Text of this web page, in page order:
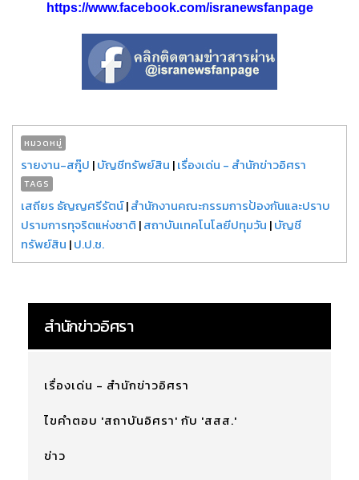
https://www.facebook.com/isranewsfanpage
หมวดหมู่
รายงาน-สกู๊ป |บัญชีทรัพย์สิน |เรื่องเด่น - สำนักข่าวอิศรา
TAGS
เสถียร ธัญญศรีรัตน์|สำนักงานคณะกรรมการป้องกันและปราบ
ปรามการทุจริตแห่งชาติ |สถาบันเทคโนโลยีปทุมวัน |บัญชี
ทรัพย์สิน |ป.ป.ช.
สำนักข่าวอิศรา
เรื่องเด่น - สำนักข่าวอิศรา
ไขคำตอบ 'สถาบันอิศรา' กับ 'สสส.'
ข่าว